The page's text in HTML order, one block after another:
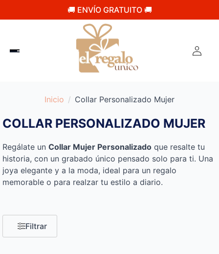
🚚 ENVÍO GRATUITO 🚚
Inicio Collar Personalizado Mujer
COLLAR PERSONALIZADO MUJER
Regálate un Collar Mujer Personalizado que resalte tu
historia, con un grabado único pensado solo para ti. Una
joya elegante y a la moda, ideal para un regalo
memorable o para realzar tu estilo a diario.
Filtrar